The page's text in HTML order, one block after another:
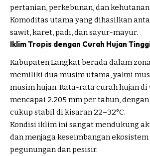
pertanian, perkebunan, dan
Komoditas utama yang dihasilkan
sawit, karet, padi, dan sayur-mayur.
Iklim Tropis dengan Curah Hujan
Kabupaten Langkat berada dalam
memiliki dua musim utama, yakni
musim hujan. Rata-rata curah hujan
mencapai 2.205 mm per tahun,
cukup stabil di kisaran 22–32°C.
Kondisi iklim ini sangat mendukung
dan menjaga keseimbangan
pegunungan dan pesisir.